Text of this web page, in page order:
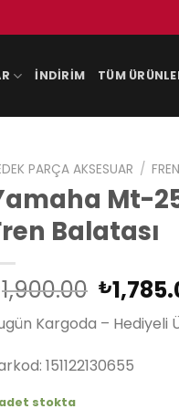
İNDIRIM TÜM
PARÇA AKSESUAR /
Mt-
Balatası
1,900.00
fiyat:
₺
Kargoda – Hediyeli
151122130655
stokta